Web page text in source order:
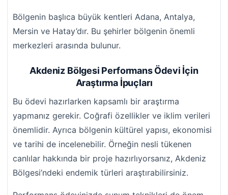
Bölgenin başlıca büyük kentleri Adana, Antalya,
Mersin ve Hatay’dır. Bu şehirler bölgenin önemli
merkezleri arasında bulunur.
Akdeniz Bölgesi Performans Ödevi İçin
Araştırma İpuçları
Bu ödevi hazırlarken kapsamlı bir araştırma
yapmanız gerekir. Coğrafi özellikler ve iklim verileri
önemlidir. Ayrıca bölgenin kültürel yapısı, ekonomisi
ve tarihi de incelenebilir. Örneğin nesli tükenen
canlılar hakkında bir proje hazırlıyorsanız, Akdeniz
Bölgesi’ndeki endemik türleri araştırabilirsiniz.